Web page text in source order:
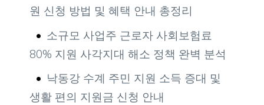
원 신청 방법 및 혜택 안내 총정리
소규모 사업주 근로자 사회보험료
80% 지원 사각지대 해소 정책 완벽 분석
낙동강 수계 주민 지원 소득 증대 및
생활 편의 지원금 신청 안내